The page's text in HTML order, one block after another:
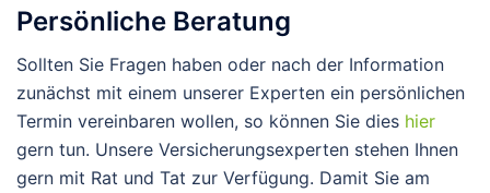
Persönliche Beratung
Sollten Sie Fragen haben oder nach der Information
zunächst mit einem unserer Experten ein persönlichen
Termin vereinbaren wollen, so können Sie dies hier
gern tun. Unsere Versicherungsexperten stehen Ihnen
gern mit Rat und Tat zur Verfügung. Damit Sie am